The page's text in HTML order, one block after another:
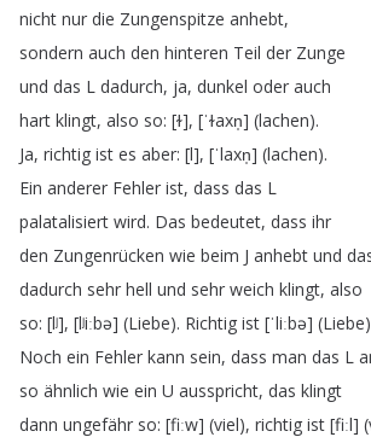
nicht nur die Zungenspitze anhebt,
sondern auch den hinteren Teil der Zunge
und das L dadurch, ja, dunkel oder auch
hart klingt, also so: [ɫ], [ˈɫaxn̩] (lachen).
Ja, richtig ist es aber: [l], [ˈlaxn̩] (lachen).
Ein anderer Fehler ist, dass das L
palatalisiert wird. Das bedeutet, dass ihr
den Zungenrücken wie beim J anhebt und
dadurch sehr hell und sehr weich klingt, also
so: [lʲ], [lʲiːbə] (Liebe). Richtig ist [ˈliːbə] (Liebe
Noch ein Fehler kann sein, dass man das L
so ähnlich wie ein U ausspricht, das klingt
dann ungefähr so: [fiːw] (viel), richtig ist [fiːl] (